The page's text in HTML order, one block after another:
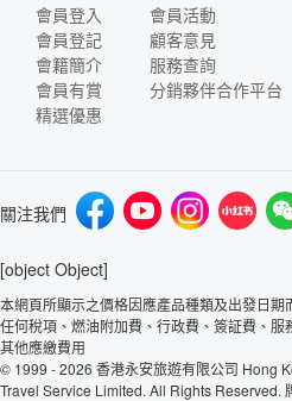
會員登入
會員登記
會籍簡介
會員有賞
精選優惠
會員活動
顧客意見
服務查詢
分銷夥伴合作平台
關注我們
[object Object]
本網頁所顯示之價格因應產品種類及出發日期
任何稅項、燃油附加費、行政費、簽証費、服
其他應繳費用
© 1999 - 2026 香港永安旅遊有限公司 Hong
Travel Service Limited. All Rights Reserved.